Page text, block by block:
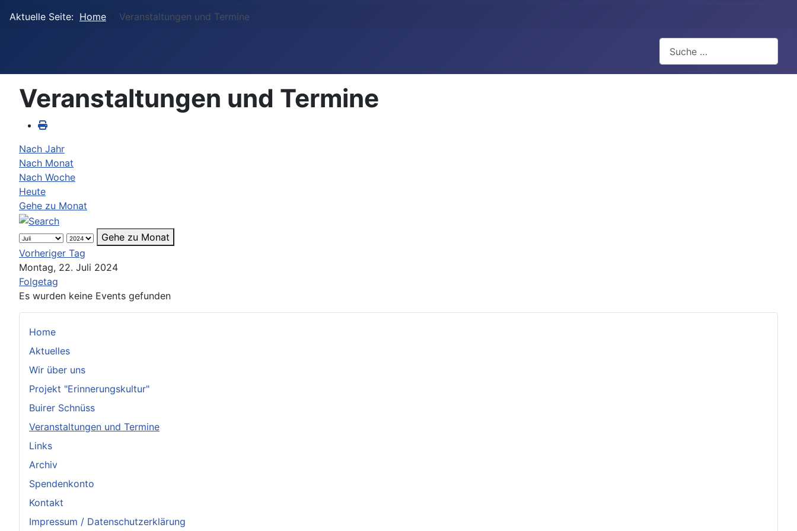
Aktuelle Seite: Home Veranstaltungen und Termine
Home
Aktuelles
Wir über uns
Projekt "Erinnerungskultur"
Buirer Schnüss
Veranstaltungen und Termine
Links
Archiv
Spendenkonto
Kontakt
Impressum / Datenschutzerklärung
Veranstaltungen und Termine
Nach Jahr
Nach Monat
Nach Woche
Heute
Gehe zu Monat
Gehe zu Monat
Vorheriger Tag
Montag, 22. Juli 2024
Folgetag
Es wurden keine Events gefunden